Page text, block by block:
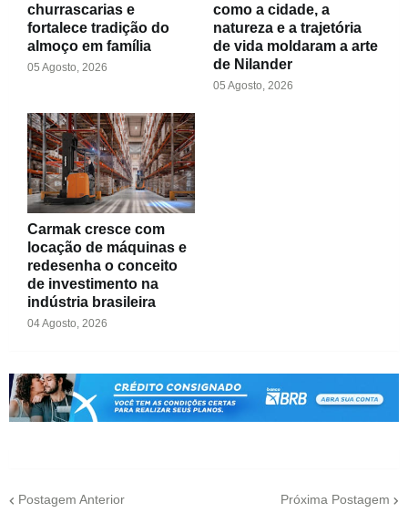
churrascarias e
fortalece tradição do
almoço em família
05 Agosto, 2026
como a cidade, a
natureza e a trajetória
de vida moldaram a arte
de Nilander
05 Agosto, 2026
Carmak cresce com
locação de máquinas e
redesenha o conceito
de investimento na
indústria brasileira
04 Agosto, 2026
Postagem Anterior Próxima Postagem